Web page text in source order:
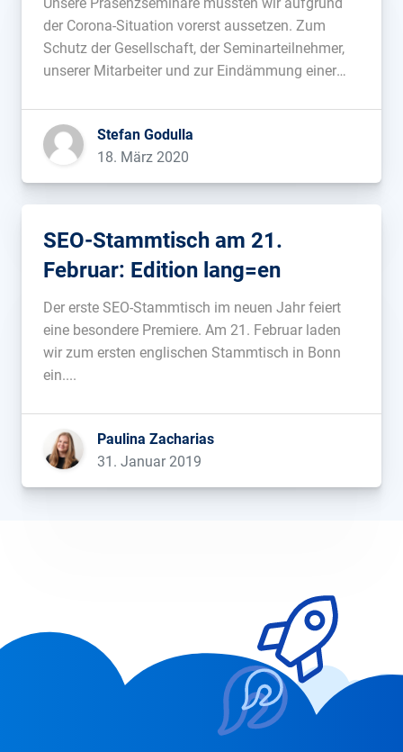
der Corona-Situation vorerst aussetzen. Zum
Schutz der Gesellschaft, der Seminarteilnehmer,
unserer Mitarbeiter und zur Eindämmung einer
richtige Option. Als Ersatz bieten wir Toolbox-
Seminare nun online an. Hier erfährst du mehr....
Stefan Godulla
18. März 2020
SEO-Stammtisch am 21.
Februar: Edition lang=en
Der erste SEO-Stammtisch im neuen Jahr feiert
eine besondere Premiere. Am 21. Februar laden
wir zum ersten englischen Stammtisch in Bonn
ein....
Paulina Zacharias
31. Januar 2019